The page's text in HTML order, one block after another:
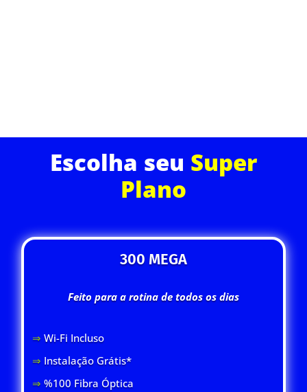
Escolha seu Super
Plano
300 MEGA
Feito para a rotina de todos os dias
⇒ Wi-Fi Incluso
⇒ Instalação Grátis*
⇒ %100 Fibra Óptica